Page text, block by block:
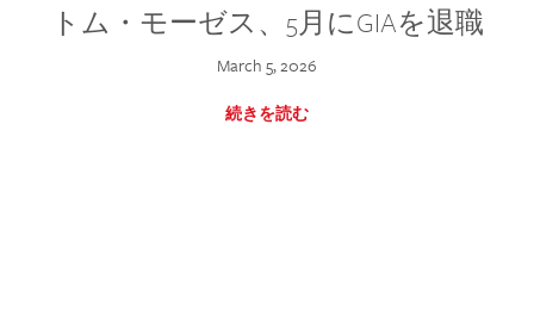
トム・モーゼス、5月にGIAを退職
March 5, 2026
続きを読む